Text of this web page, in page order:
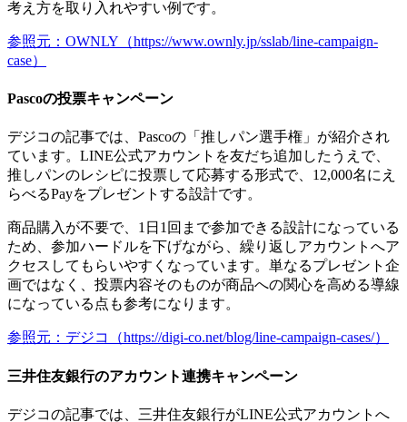
考え方を取り入れやすい例です。
参照元：OWNLY（https://www.ownly.jp/sslab/line-campaign-
case）
Pascoの投票キャンペーン
デジコの記事では、Pascoの「推しパン選手権」が紹介され
ています。LINE公式アカウントを友だち追加したうえで、
推しパンのレシピに投票して応募する形式で、 12,000名にえ
らべるPayをプレゼント する設計です。
商品購入が不要で、1日1回まで参加できる設計になっている
ため、参加ハードルを下げながら、繰り返しアカウントへア
クセスしてもらいやすくなっています。単なるプレゼント企
画ではなく、投票内容そのものが商品への関心を高める導線
になっている点も参考になります。
参照元：デジコ（https://digi-co.net/blog/line-campaign-cases/）
三井住友銀行のアカウント連携キャンペーン
デジコの記事では、三井住友銀行がLINE公式アカウントへ